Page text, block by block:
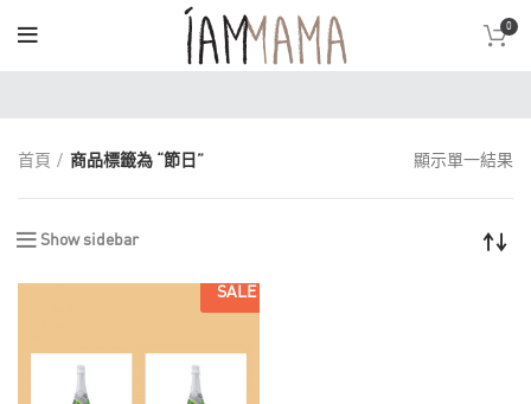
0
首頁 商品標籤為 “節日” 顯示單一結果
Show sidebar
SALE